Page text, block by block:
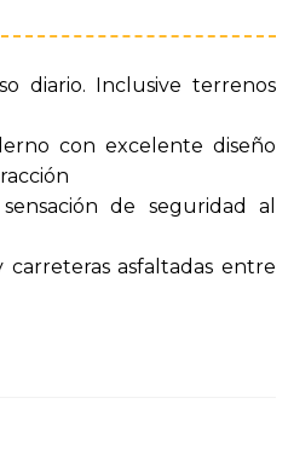
diario. Inclusive terrenos
con excelente diseño
de seguridad al
carreteras asfaltadas entre